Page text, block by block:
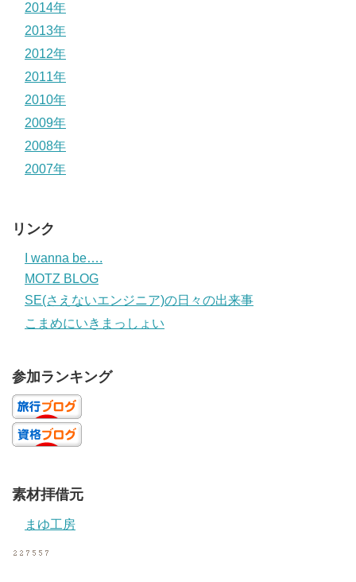
2014年
2013年
2012年
2011年
2010年
2009年
2008年
2007年
リンク
I wanna be….
MOTZ BLOG
SE(さえないエンジニア)の日々の出来事
こまめにいきまっしょい
参加ランキング
素材拝借元
まゆ工房